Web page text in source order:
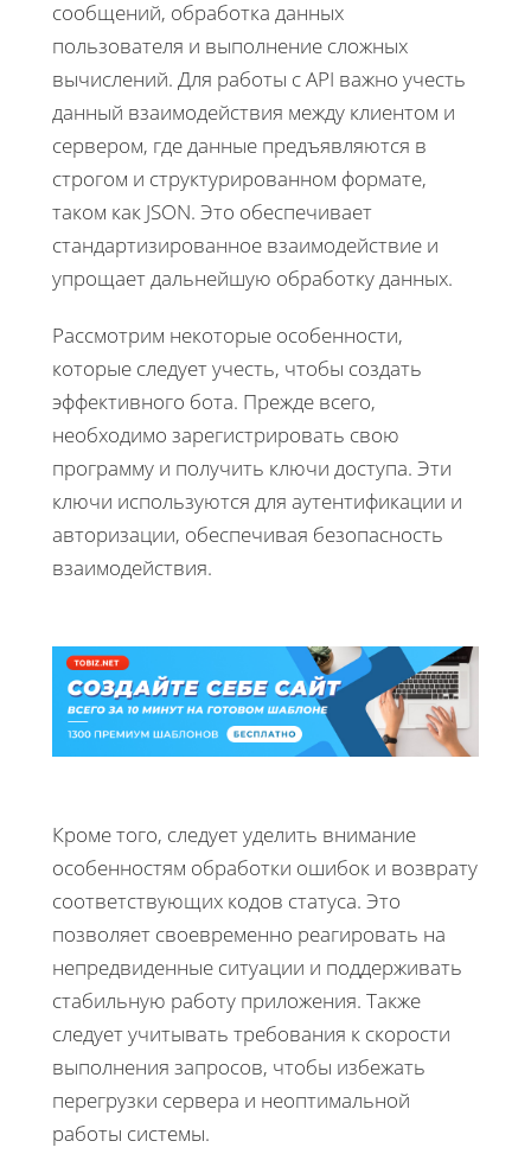
сообщений, обработка данных
пользователя и выполнение сложных
вычислений. Для работы с API важно учесть
данный взаимодействия между клиентом и
сервером, где данные предъявляются в
строгом и структурированном формате,
таком как JSON. Это обеспечивает
стандартизированное взаимодействие и
упрощает дальнейшую обработку данных.
Рассмотрим некоторые особенности,
которые следует учесть, чтобы создать
эффективного бота. Прежде всего,
необходимо зарегистрировать свою
программу и получить ключи доступа. Эти
ключи используются для аутентификации и
авторизации, обеспечивая безопасность
взаимодействия.
Кроме того, следует уделить внимание
особенностям обработки ошибок и возврату
соответствующих кодов статуса. Это
позволяет своевременно реагировать на
непредвиденные ситуации и поддерживать
стабильную работу приложения. Также
следует учитывать требования к скорости
выполнения запросов, чтобы избежать
перегрузки сервера и неоптимальной
работы системы.